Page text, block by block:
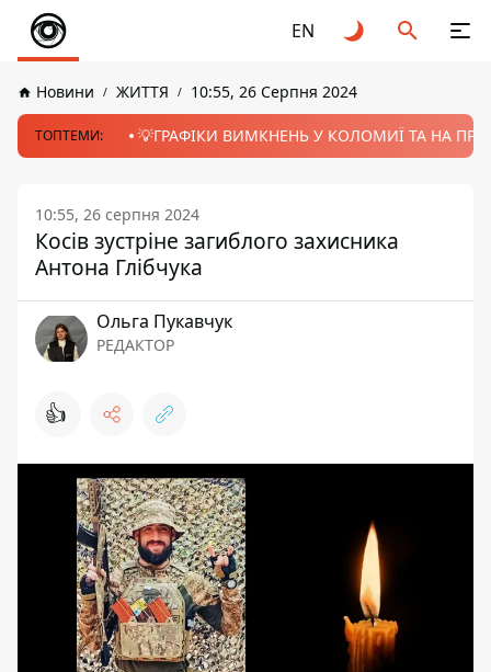
EN
Новини ЖИТТЯ 10:55, 26 Серпня 2024
ТОПТЕМИ: 💡ГРАФІКИ ВИМКНЕНЬ У КОЛОМИЇ ТА НА
10:55, 26 серпня 2024
Косів зустріне загиблого захисника
Антона Глібчука
Ольга Пукавчук
РЕДАКТОР
👍